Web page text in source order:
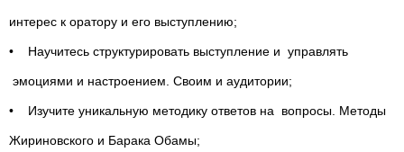
интерес к оратору и его выступлению;
• Научитесь структурировать выступление и управлять
эмоциями и настроением. Своим и аудитории;
• Изучите уникальную методику ответов на вопросы. Методы
Жириновского и Барака Обамы;